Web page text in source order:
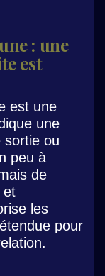
: une
est
est une
une
sortie ou
peu à
de
et
les
pour